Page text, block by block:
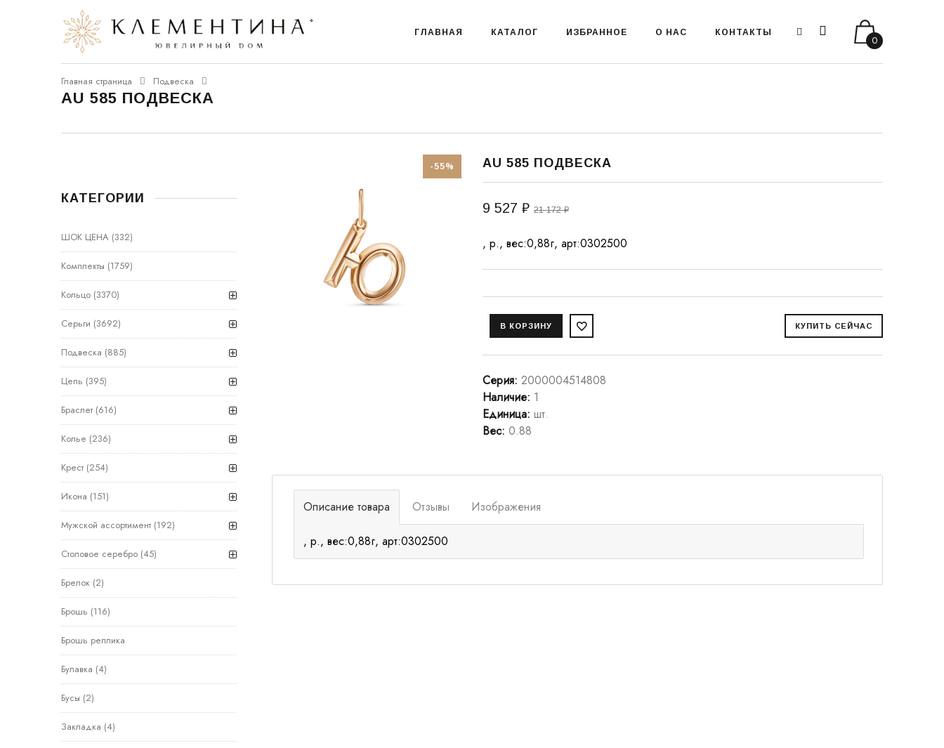
0
ГЛАВНАЯ КАТАЛОГ ИЗБРАННОЕ О НАС КОНТАКТЫ
Главная страница Подвеска
AU 585 ПОДВЕСКА
-55% AU 585 ПОДВЕСКА
9 527 ₽ 21 172 ₽
, р., вес:0,88г, арт:0302500
Серия: 2000004514808
Наличие: 1
Единица: шт.
Вес: 0.88
Описание товара
, р., вес:0,88г, арт:0302500
Отзывы Изображения
КАТЕГОРИИ
ШОК ЦЕНА (332)
Комплекты (1759)
Кольцо (3370)
Серьги (3692)
Подвеска (885)
Цепь (395)
Браслет (616)
Колье (236)
Крест (254)
Икона (151)
Мужской ассортимент (192)
Столовое серебро (45)
Брелок (2)
Брошь (116)
Брошь реплика
Булавка (4)
Бусы (2)
Закладка (4)